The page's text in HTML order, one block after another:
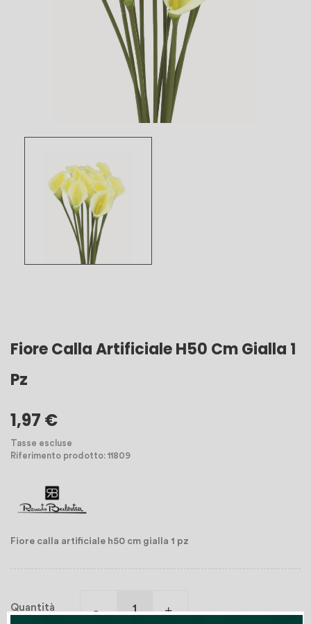
Fiore Calla Artificiale H50 Cm Gialla 1
Pz
1,97 €
Tasse escluse
Riferimento prodotto: 11809
Fiore calla artificiale h50 cm gialla 1 pz
Quantità